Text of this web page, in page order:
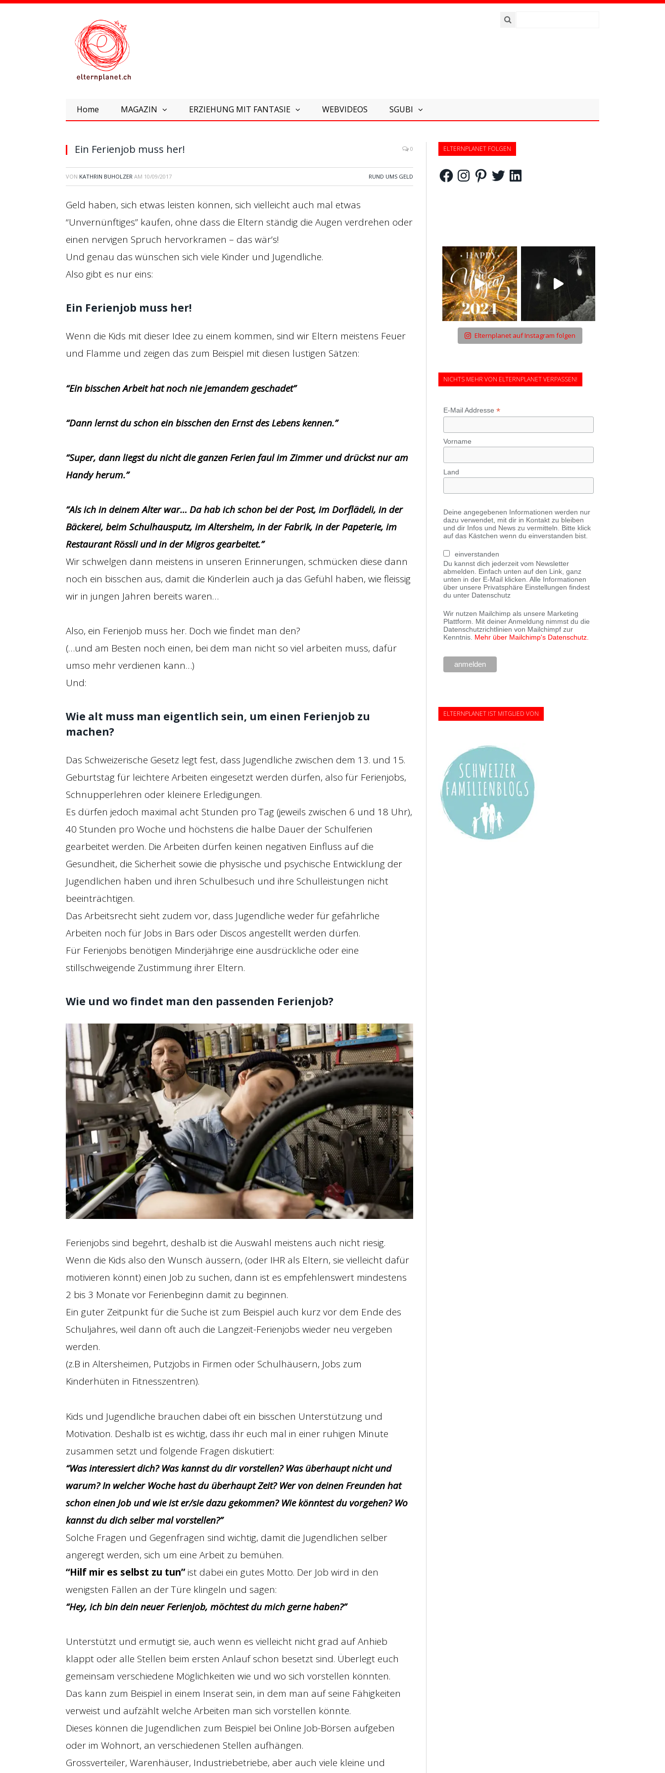
Home MAGAZIN ERZIEHUNG MIT FANTASIE WEBVIDEOS SGUBI
Ein Ferienjob muss her! 0
VON KATHRIN BUHOLZER AM 10/09/2017 RUND UMS GELD
Geld haben, sich etwas leisten können, sich vielleicht auch mal etwas
“Unvernünftiges” kaufen, ohne dass die Eltern ständig die Augen verdrehen oder
einen nervigen Spruch hervorkramen – das wär’s!
Und genau das wünschen sich viele Kinder und Jugendliche.
Also gibt es nur eins:
Ein Ferienjob muss her!
Wenn die Kids mit dieser Idee zu einem kommen, sind wir Eltern meistens Feuer
und Flamme und zeigen das zum Beispiel mit diesen lustigen Sätzen:
“Ein bisschen Arbeit hat noch nie jemandem geschadet”
“Dann lernst du schon ein bisschen den Ernst des Lebens kennen.”
“Super, dann liegst du nicht die ganzen Ferien faul im Zimmer und drückst nur am
Handy herum.”
“Als ich in deinem Alter war… Da hab ich schon bei der Post, im Dorflädeli, in der
Bäckerei, beim Schulhausputz, im Altersheim, in der Fabrik, in der Papeterie, im
Restaurant Rössli und in der Migros gearbeitet.”
Wir schwelgen dann meistens in unseren Erinnerungen, schmücken diese dann
noch ein bisschen aus, damit die Kinderlein auch ja das Gefühl haben, wie fleissig
wir in jungen Jahren bereits waren…
Also, ein Ferienjob muss her. Doch wie findet man den?
(…und am Besten noch einen, bei dem man nicht so viel arbeiten muss, dafür
umso mehr verdienen kann…)
Und:
Wie alt muss man eigentlich sein, um einen Ferienjob zu
machen?
Das Schweizerische Gesetz legt fest, dass Jugendliche zwischen dem 13. und 15.
Geburtstag für leichtere Arbeiten eingesetzt werden dürfen, also für Ferienjobs,
Schnupperlehren oder kleinere Erledigungen.
Es dürfen jedoch maximal acht Stunden pro Tag (jeweils zwischen 6 und 18 Uhr),
40 Stunden pro Woche und höchstens die halbe Dauer der Schulferien
gearbeitet werden. Die Arbeiten dürfen keinen negativen Einfluss auf die
Gesundheit, die Sicherheit sowie die physische und psychische Entwicklung der
Jugendlichen haben und ihren Schulbesuch und ihre Schulleistungen nicht
beeinträchtigen.
Das Arbeitsrecht sieht zudem vor, dass Jugendliche weder für gefährliche
Arbeiten noch für Jobs in Bars oder Discos angestellt werden dürfen.
Für Ferienjobs benötigen Minderjährige eine ausdrückliche oder eine
stillschweigende Zustimmung ihrer Eltern.
Wie und wo findet man den passenden Ferienjob?
Ferienjobs sind begehrt, deshalb ist die Auswahl meistens auch nicht riesig.
Wenn die Kids also den Wunsch äussern, (oder IHR als Eltern, sie vielleicht dafür
motivieren könnt) einen Job zu suchen, dann ist es empfehlenswert mindestens
2 bis 3 Monate vor Ferienbeginn damit zu beginnen.
Ein guter Zeitpunkt für die Suche ist zum Beispiel auch kurz vor dem Ende des
Schuljahres, weil dann oft auch die Langzeit-Ferienjobs wieder neu vergeben
werden.
(z.B in Altersheimen, Putzjobs in Firmen oder Schulhäusern, Jobs zum
Kinderhüten in Fitnesszentren).
Kids und Jugendliche brauchen dabei oft ein bisschen Unterstützung und
Motivation. Deshalb ist es wichtig, dass ihr euch mal in einer ruhigen Minute
zusammen setzt und folgende Fragen diskutiert:
“Was interessiert dich? Was kannst du dir vorstellen? Was überhaupt nicht und
warum? In welcher Woche hast du überhaupt Zeit? Wer von deinen Freunden hat
schon einen Job und wie ist er/sie dazu gekommen? Wie könntest du vorgehen? Wo
kannst du dich selber mal vorstellen?”
Solche Fragen und Gegenfragen sind wichtig, damit die Jugendlichen selber
angeregt werden, sich um eine Arbeit zu bemühen.
“Hilf mir es selbst zu tun”ist dabei ein gutes Motto. Der Job wird in den
wenigsten Fällen an der Türe klingeln und sagen:
“Hey, ich bin dein neuer Ferienjob, möchtest du mich gerne haben?”
Unterstützt und ermutigt sie, auch wenn es vielleicht nicht grad auf Anhieb
klappt oder alle Stellen beim ersten Anlauf schon besetzt sind. Überlegt euch
gemeinsam verschiedene Möglichkeiten wie und wo sich vorstellen könnten.
Das kann zum Beispiel in einem Inserat sein, in dem man auf seine Fähigkeiten
verweist und aufzählt welche Arbeiten man sich vorstellen könnte.
Dieses können die Jugendlichen zum Beispiel bei Online Job-Börsen aufgeben
oder im Wohnort, an verschiedenen Stellen aufhängen.
Grossverteiler, Warenhäuser, Industriebetriebe, aber auch viele kleine und
ELTERNPLANET FOLGEN
FacebookInstagramPinterestTwitterLinkedIn
Elternplanet auf Instagram folgen
NICHTS MEHR VON ELTERNPLANET VERPASSEN!
E-Mail Addresse *
Vorname
Land
Deine angegebenen Informationen werden nur
dazu verwendet, mit dir in Kontakt zu bleiben
und dir Infos und News zu vermitteln. Bitte klick
auf das Kästchen wenn du einverstanden bist.
einverstanden
Du kannst dich jederzeit vom Newsletter
abmelden. Einfach unten auf den Link, ganz
unten in der E-Mail klicken. Alle Informationen
über unsere Privatsphäre Einstellungen findest
du unter Datenschutz
Wir nutzen Mailchimp als unsere Marketing
Plattform. Mit deiner Anmeldung nimmst du die
Datenschutzrichtlinien von Mailchimpf zur
Kenntnis. Mehr über Mailchimp's Datenschutz.
ELTERNPLANET IST MITGLIED VON